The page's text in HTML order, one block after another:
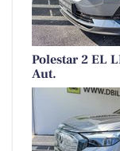
Polestar 2 EL
Aut.